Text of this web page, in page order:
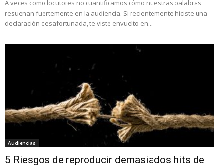
A veces como locutores no cuantificamos cómo nuestras palabras
resuenan fuertemente en la audiencia. Si recientemente hiciste una
declaración desafortunada, te viste envuelto en...
Audiencias
5 Riesgos de reproducir demasiados hits de